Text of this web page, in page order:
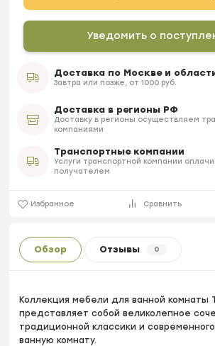
Уведомить о
Доставка по Москве и
Завтра или позже, от 1000 руб.
Доставка в регионы РФ
Доставку в регионы осуществляем
компаниями
Транспортные компании
Услуги транспортной компании
получателем
Избранное Сравнить
Обзор Отзывы 0
Коллекция мебели для ванной комнаты
представляет собой великолепное
традиционной классики и современного
ванную комнату.